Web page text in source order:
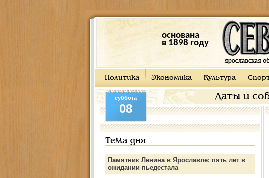
основана
в 1898 году
Политика Экономика Культура
Даты и
суббота
08
Тема дня
Памятник Ленина в Ярославле: пять лет в
ожидании пьедестала